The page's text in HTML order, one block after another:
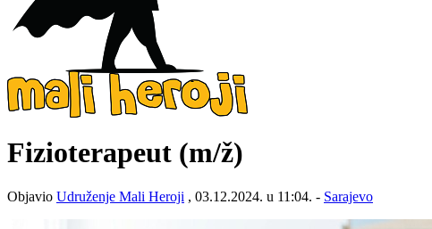
Fizioterapeut (m/ž)
Objavio Udruženje Mali Heroji , 03.12.2024. u 11:04. - Sarajevo